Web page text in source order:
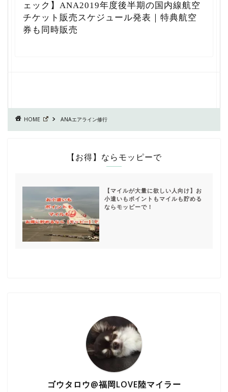
ェック】ANA2019年度後半期の国内線航空
チケット販売スケジュール発表｜特典航空
券も同時販売
HOME ANAエアライン修行
【お得】ならモッピーで
【マイルが大量に欲しい人向け】お
小遣いもポイントもマイルも貯める
ならモッピーで！
ゴウタロウ@福岡LOVE陸マイラー